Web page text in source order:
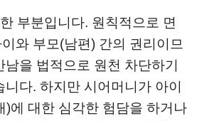
부분입니다. 원칙적으로 면
와 부모(남편) 간의 권리이므
남을 법적으로 원천 차단하기
다. 하지만 시어머니가 아이
)에 대한 심각한 험담을 하거나